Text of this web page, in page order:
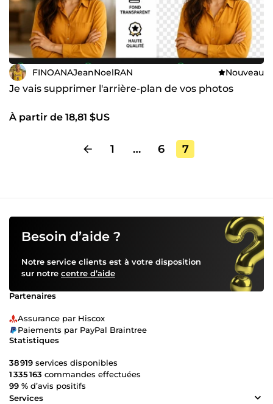
FINOANAJeanNoelRAN Nouveau
Je vais supprimer l'arrière-plan de vos photos
À partir de 18,81 $US
1 … 6 7
Besoin d’aide ?
Notre service clients est à votre disposition
sur notre centre d’aide
Partenaires
Assurance par Hiscox
Paiements par PayPal Braintree
Statistiques
38 919 services disponibles
1 335 163 commandes effectuées
99 % d’avis positifs
Services